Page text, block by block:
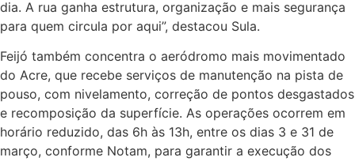
dia. A rua ganha estrutura, organização e mais segurança
para quem circula por aqui”, destacou Sula.
Feijó também concentra o aeródromo mais movimentado
do Acre, que recebe serviços de manutenção na pista de
pouso, com nivelamento, correção de pontos desgastados
e recomposição da superfície. As operações ocorrem em
horário reduzido, das 6h às 13h, entre os dias 3 e 31 de
março, conforme Notam, para garantir a execução dos